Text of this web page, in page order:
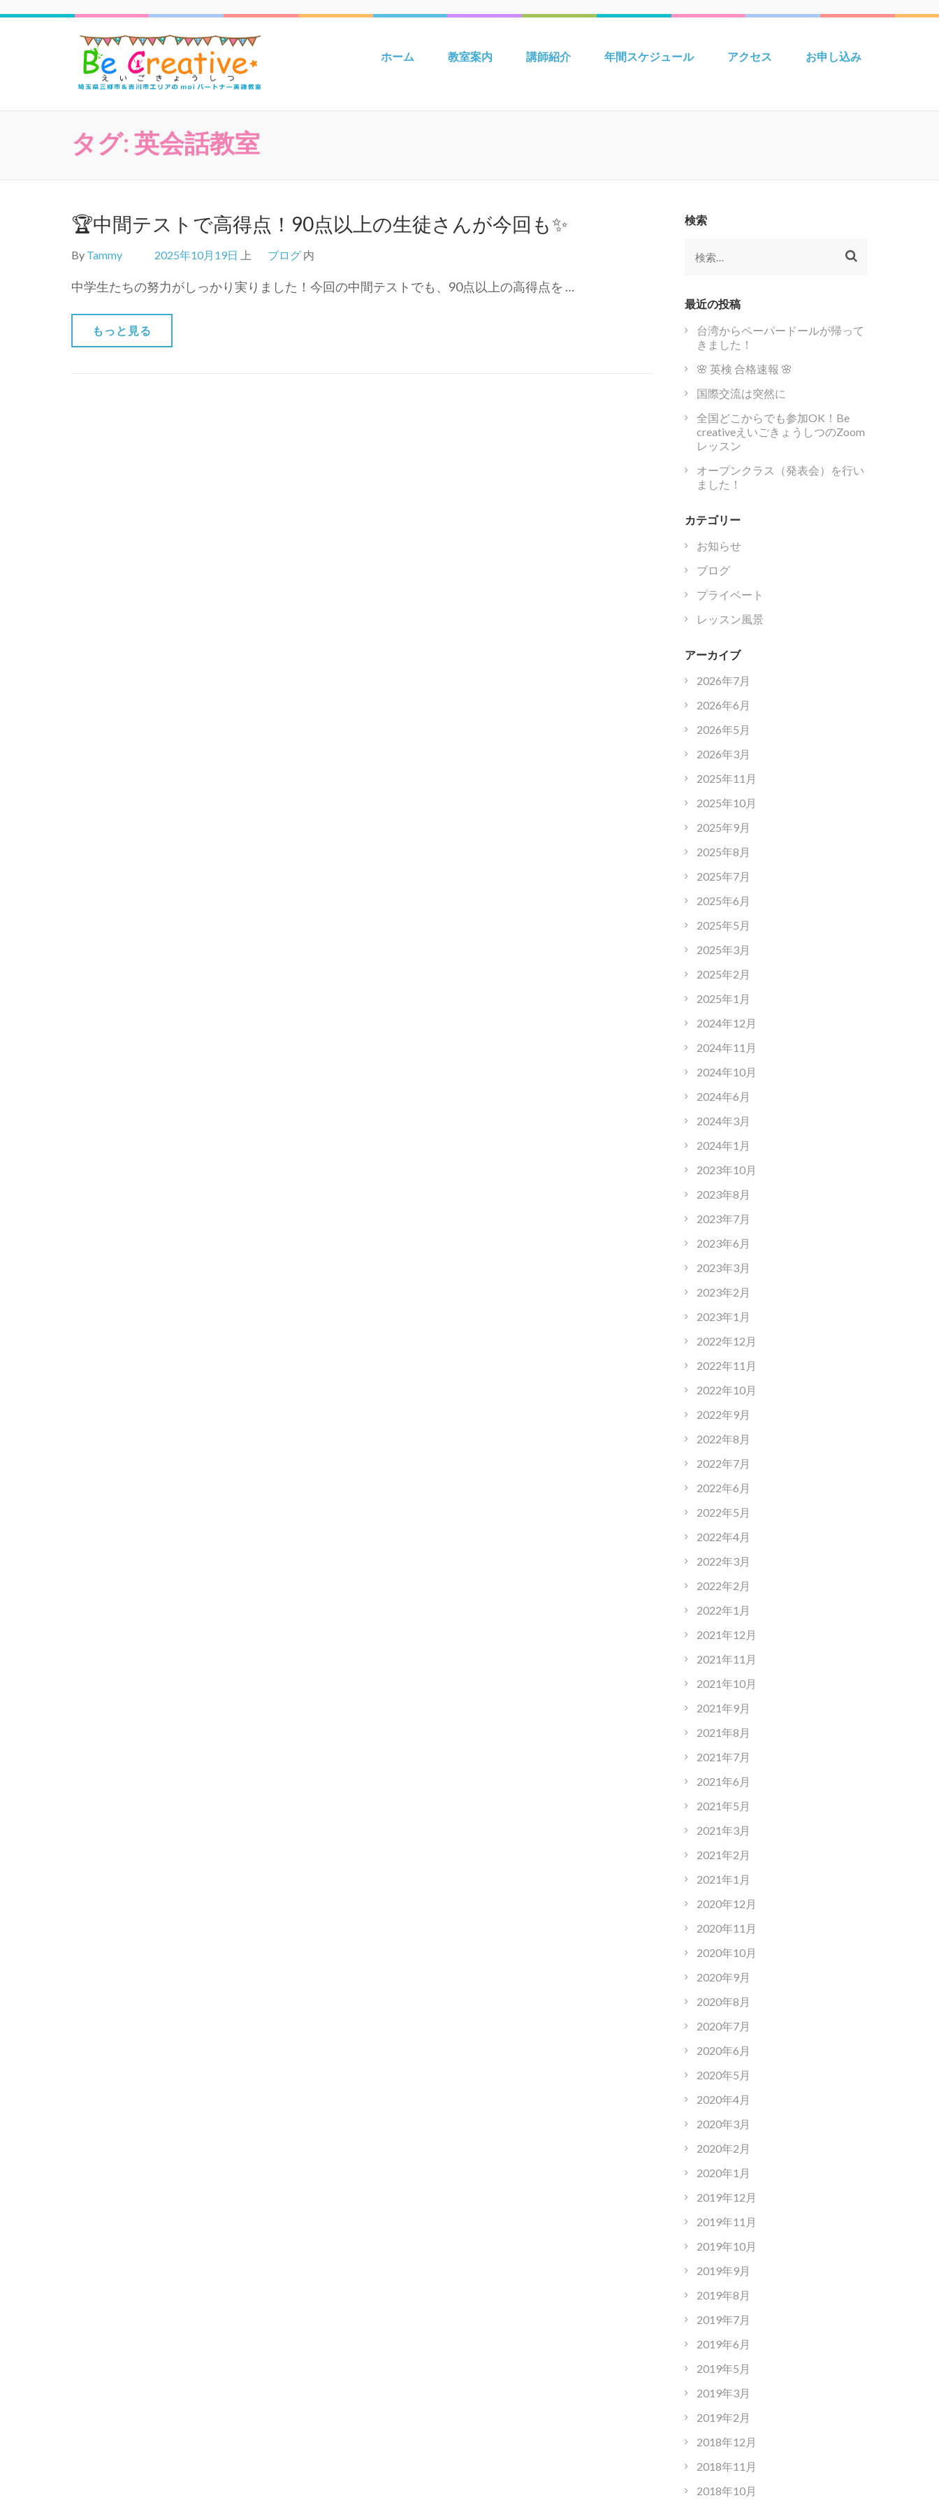
三郷 吉川 mpiパートナー英語教室 Be Creative えいごきょうしつ
ホーム 教室案内 講師紹介 年間スケジュール アクセス お申し込み
タグ: 英会話教室
🏆中間テストで高得点！90点以上の生徒さんが今回も✨
By Tammy 2025年10月19日 上 ブログ 内
中学生たちの努力がしっかり実りました！今回の中間テストでも、90点以上の高得点を …
もっと見る
検索
検
最近の投稿
台湾からペーパードールが帰って
きました！
🌸 英検 合格速報 🌸
国際交流は突然に
全国どこからでも参加OK！Be
creativeえいごきょうしつのZoom
レッスン
オープンクラス（発表会）を行い
ました！
カテゴリー
お知らせ
ブログ
プライベート
レッスン風景
アーカイブ
2026年7月
2026年6月
2026年5月
2026年3月
2025年11月
2025年10月
2025年9月
2025年8月
2025年7月
2025年6月
2025年5月
2025年3月
2025年2月
2025年1月
2024年12月
2024年11月
2024年10月
2024年6月
2024年3月
2024年1月
2023年10月
2023年8月
2023年7月
2023年6月
2023年3月
2023年2月
2023年1月
2022年12月
2022年11月
2022年10月
2022年9月
2022年8月
2022年7月
2022年6月
2022年5月
2022年4月
2022年3月
2022年2月
2022年1月
2021年12月
2021年11月
2021年10月
2021年9月
2021年8月
2021年7月
2021年6月
2021年5月
2021年3月
2021年2月
2021年1月
2020年12月
2020年11月
2020年10月
2020年9月
2020年8月
2020年7月
2020年6月
2020年5月
2020年4月
2020年3月
2020年2月
2020年1月
2019年12月
2019年11月
2019年10月
2019年9月
2019年8月
2019年7月
2019年6月
2019年5月
2019年3月
2019年2月
2018年12月
2018年11月
2018年10月